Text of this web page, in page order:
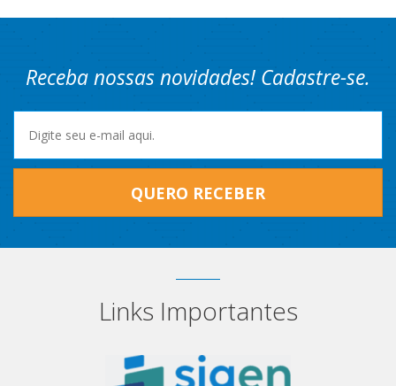
Receba nossas novidades! Cadastre-se.
QUERO RECEBER
Links Importantes